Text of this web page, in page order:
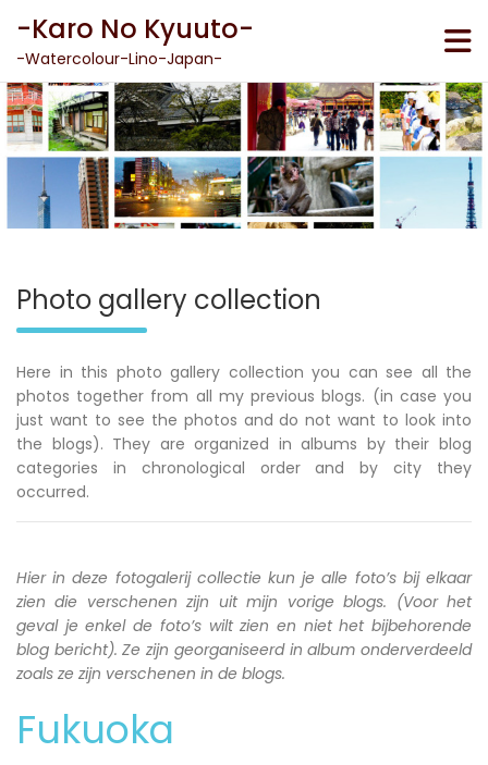
content
-Karo No Kyuuto-
-Watercolour-Lino-Japan-
Photo gallery collection
Here in this photo gallery collection you can see all the
photos together from all my previous blogs. (in case you
just want to see the photos and do not want to look into
the blogs). They are organized in albums by their blog
categories in chronological order and by city they
occurred.
Hier in deze fotogalerij collectie kun je alle foto’s bij elkaar
zien die verschenen zijn uit mijn vorige blogs. (Voor het
geval je enkel de foto’s wilt zien en niet het bijbehorende
blog bericht). Ze zijn georganiseerd in album onderverdeeld
zoals ze zijn verschenen in de blogs.
Fukuoka